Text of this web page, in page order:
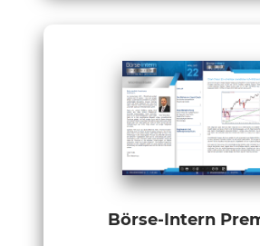
Börse-Intern